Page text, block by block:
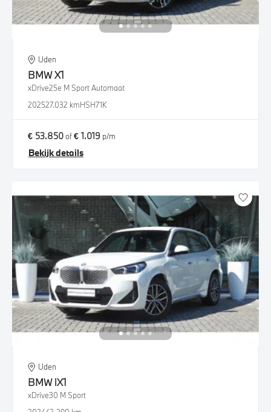
Uden
BMWX1
xDrive25e M Sport Automaat
202527.032 kmHSH71K
€ 53.850of€ 1.019 p/m
Bekijk details
Uden
BMW iX1
xDrive30 M Sport